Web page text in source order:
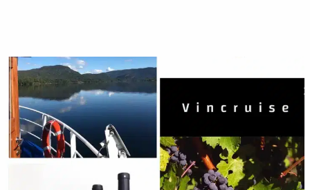
Medlemsfartøy